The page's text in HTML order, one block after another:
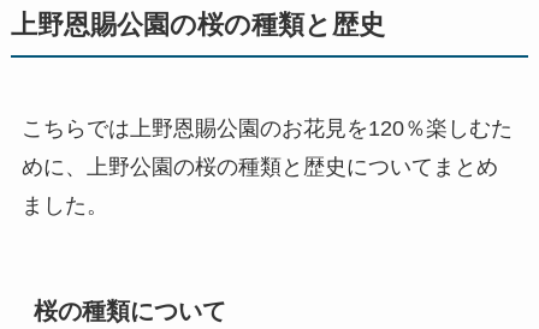
上野恩賜公園の桜の種類と歴史
こちらでは上野恩賜公園のお花見を120％楽しむた
めに、上野公園の桜の種類と歴史についてまとめ
ました。
桜の種類について